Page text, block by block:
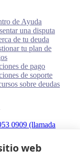
de Ayuda
una disputa
de tu deuda
tu plan de
de pago
de soporte
sobre deudas
0909 (llamada
web